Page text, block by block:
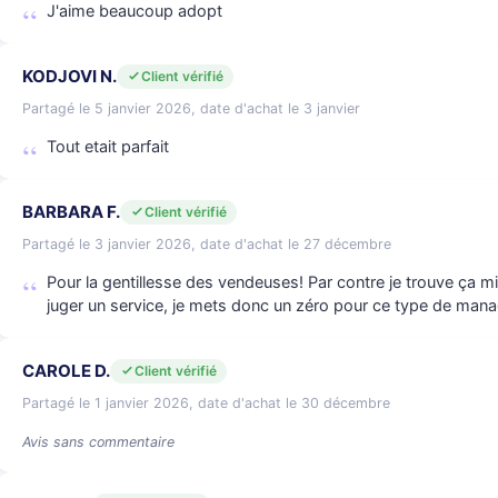
J'aime beaucoup adopt
KODJOVI N.
Client vérifié
Partagé le 5 janvier 2026, date d'achat le 3 janvier
Tout etait parfait
BARBARA F.
Client vérifié
Partagé le 3 janvier 2026, date d'achat le 27 décembre
Pour la gentillesse des vendeuses! Par contre je trouve ça
juger un service, je mets donc un zéro pour ce type de
CAROLE D.
Client vérifié
Partagé le 1 janvier 2026, date d'achat le 30 décembre
Avis sans commentaire